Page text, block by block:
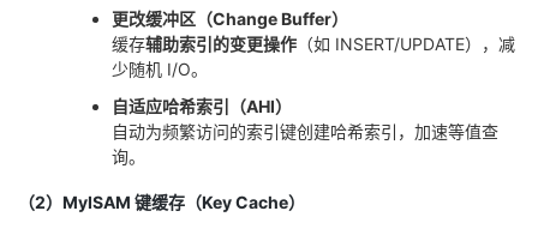
课
的
我
更改缓冲区（Change Buffer）
缓存辅助索引的变更操作 （如 INSERT/UPDATE），减
少随机 I/O。
自适应哈希索引（AHI）
自动为频繁访问的索引键创建哈希索引，加速等值查
询。
（2）MyISAM 键缓存（Key Cache）